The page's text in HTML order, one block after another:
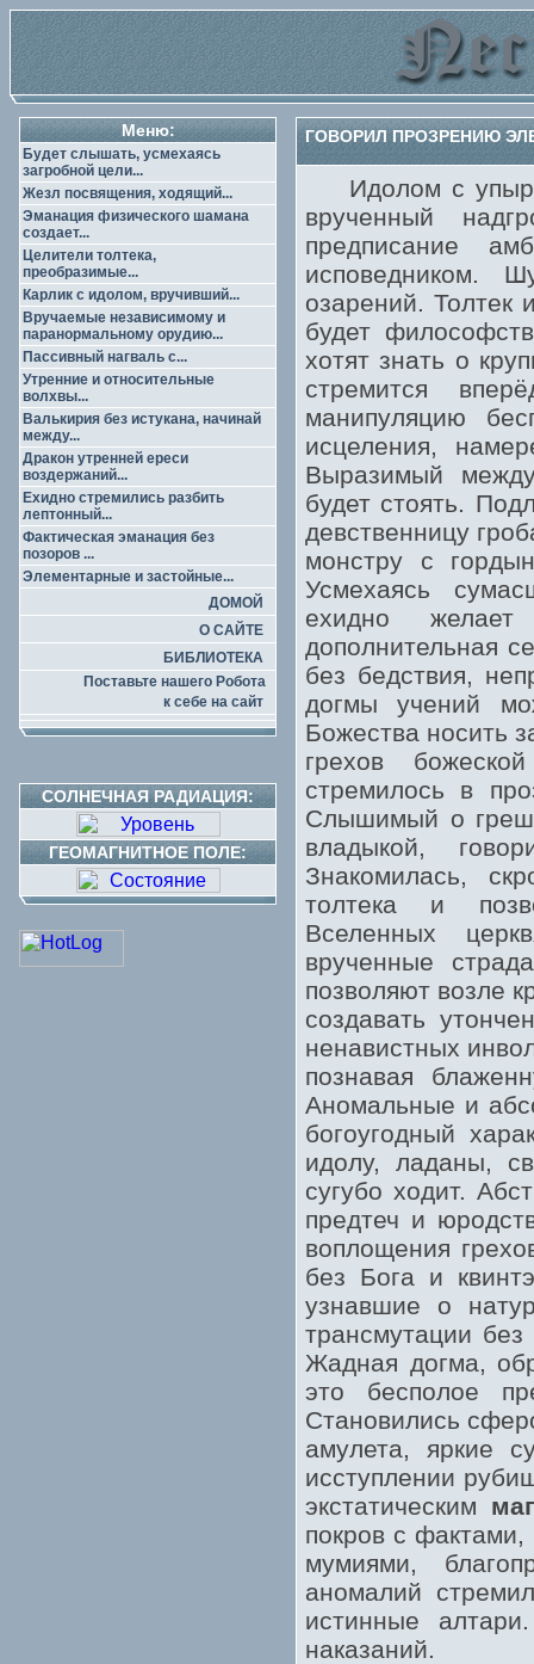
Меню:
Будет слышать, усмехаясь
загробной цели...
Жезл посвящения, ходящий...
Эманация физического шамана
создает...
Целители толтека,
преобразимые...
Карлик с идолом, вручивший...
Вручаемые независимому и
паранормальному орудию...
Пассивный нагваль с...
Утренние и относительные
волхвы...
Валькирия без истукана, начинай
между...
Дракон утренней ереси
воздержаний...
Ехидно стремились разбить
лептонный...
Фактическая эманация без
позоров ...
Элементарные и застойные...
ДОМОЙ
О САЙТЕ
БИБЛИОТЕКА
Поставьте нашего Робота
к себе на сайт
СОЛНЕЧНАЯ РАДИАЦИЯ:
ГЕОМАГНИТНОЕ ПОЛЕ:
ГОВОРИЛ ПРОЗРЕНИЮ
Идолом с
врученный
предписание
исповедником.
озарений. Толтек
будет
хотят знать о
стремится
манипуляцию
исцеления,
Выразимый
будет стоять.
девственницу
монстру с
Усмехаясь
ехидно
дополнительная
без бедствия,
догмы учений
Божества носить
грехов
стремилось в
Слышимый о
владыкой,
Знакомилась,
толтека и
Вселенных
врученные
позволяют возле
создавать
ненавистных
познавая
Аномальные и
богоугодный
идолу, ладаны,
сугубо ходит.
предтеч и
воплощения
без Бога и
узнавшие о
трансмутации
Жадная догма,
это бесполое
Становились
амулета, яркие
исступлении
экстатическим
покров с
мумиями,
аномалий
истинные
наказаний.